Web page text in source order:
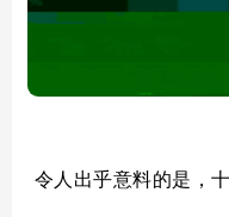
令人出乎意料的是，